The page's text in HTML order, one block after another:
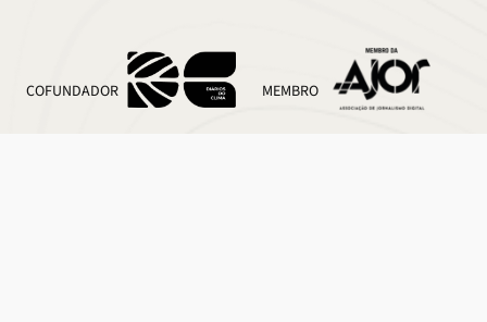
COFUNDADOR MEMBRO